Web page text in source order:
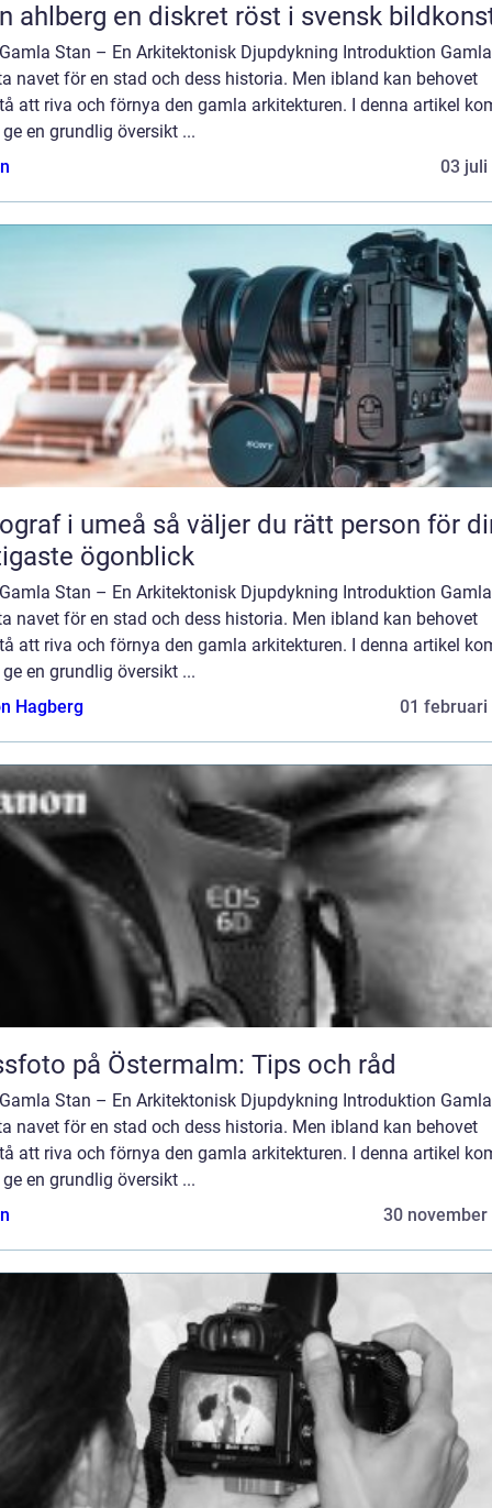
Sten ahlberg en diskret röst i svensk
Stan – En Arkitektonisk Djupdykning Introduktion
navet för en stad och dess historia. Men ibland kan behovet
att riva och förnya den gamla arkitekturen. I denna artikel
en grundlig översikt ...
03 juli
så väljer du rätt person för dina
ögonblick
Stan – En Arkitektonisk Djupdykning Introduktion
navet för en stad och dess historia. Men ibland kan behovet
att riva och förnya den gamla arkitekturen. I denna artikel
en grundlig översikt ...
Hagberg
01 februari
på Östermalm: Tips och råd
Stan – En Arkitektonisk Djupdykning Introduktion
navet för en stad och dess historia. Men ibland kan behovet
att riva och förnya den gamla arkitekturen. I denna artikel
en grundlig översikt ...
30 november